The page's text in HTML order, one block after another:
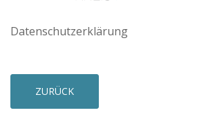
Datenschutzerklärung
ZURÜCK